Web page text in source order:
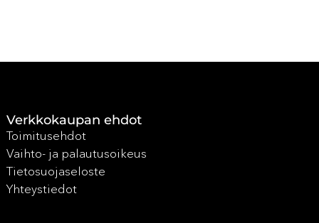
Verkkokaupan ehdot
Toimitusehdot
Vaihto- ja palautusoikeus
Tietosuojaseloste
Yhteystiedot